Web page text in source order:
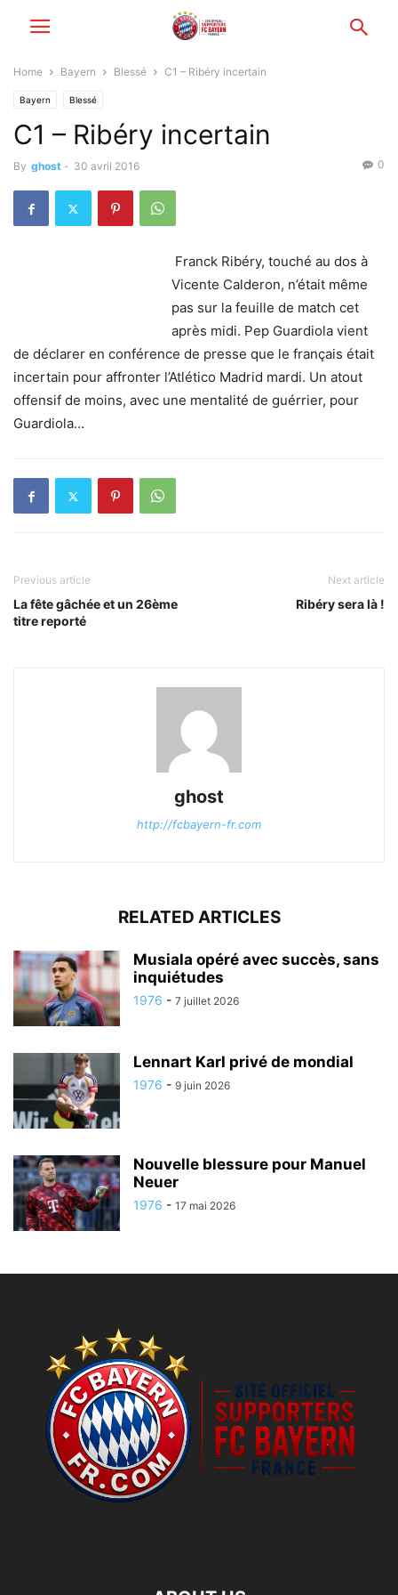
Home Bayern Blessé C1 – Ribéry incertain
Bayern Blessé
C1 – Ribéry incertain
By ghost - 30 avril 2016 0
Franck Ribéry, touché au dos à
Vicente Calderon, n’était même
pas sur la feuille de match cet
après midi. Pep Guardiola vient
de déclarer en conférence de presse que le français était
incertain pour affronter l’Atlético Madrid mardi. Un atout
offensif de moins, avec une mentalité de guérrier, pour
Guardiola…
Previous article
La fête gâchée et un 26ème
titre reporté
Next article
Ribéry sera là !
ghost
http://fcbayern-fr.com
RELATED ARTICLES
Musiala opéré avec succès, sans
inquiétudes
1976 - 7 juillet 2026
Lennart Karl privé de mondial
1976 - 9 juin 2026
Nouvelle blessure pour Manuel
Neuer
1976 - 17 mai 2026